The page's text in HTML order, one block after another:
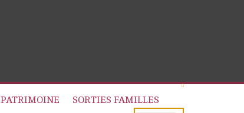
PATRIMOINE
SORTIES FAMILLES